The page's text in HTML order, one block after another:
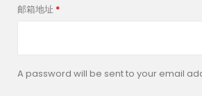
邮箱地址 *
A password will be sent to your email